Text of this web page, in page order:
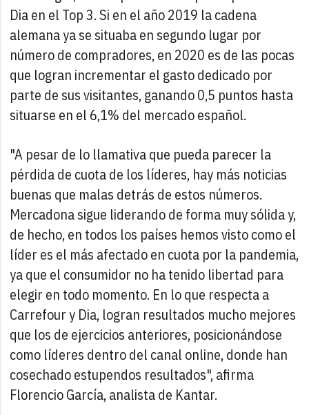
Dia en el Top 3. Si en el año 2019 la cadena
alemana ya se situaba en segundo lugar por
número de compradores, en 2020 es de las pocas
que logran incrementar el gasto dedicado por
parte de sus visitantes, ganando 0,5 puntos hasta
situarse en el 6,1% del mercado español.
"A pesar de lo llamativa que pueda parecer la
pérdida de cuota de los líderes, hay más noticias
buenas que malas detrás de estos números.
Mercadona sigue liderando de forma muy sólida y,
de hecho, en todos los países hemos visto como el
líder es el más afectado en cuota por la pandemia,
ya que el consumidor no ha tenido libertad para
elegir en todo momento. En lo que respecta a
Carrefour y Dia, logran resultados mucho mejores
que los de ejercicios anteriores, posicionándose
como líderes dentro del canal online, donde han
cosechado estupendos resultados", afirma
Florencio García, analista de Kantar.